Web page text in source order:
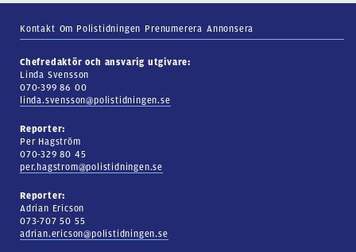
Kontakt Om Polistidningen Prenumerera Annonsera
Chefredaktör och ansvarig utgivare:
Linda Svensson
070-399 86 00
linda.svensson@polistidningen.se
Reporter:
Per Hagström
070-329 80 45
per.hagstrom@polistidningen.se
Reporter:
Adrian Ericson
073-707 50 55
adrian.ericson@polistidningen.se